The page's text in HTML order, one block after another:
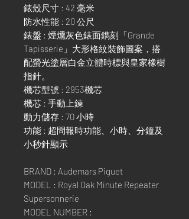
錶殼尺寸 : 42 毫米
防水性能 : 20 公尺
錶盤 : 煙燻灰色錶面鐫刻「Grande
Tapisserie」大形格紋裝飾圖案，搭
配螢光塗層白金立體時標與皇家橡樹
指針。
機芯型號 : 2953機芯
機芯 : 手動上鍊
動力儲存 : 70 小時
功能 : 超問報時功能、小時、分鐘及
小秒針顯示
BRAND : Audemars Piguet
MODEL : Royal Oak Minute Repeater
Supersonnerie
MODEL NUMBER :